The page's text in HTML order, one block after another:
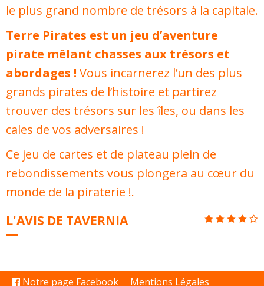
le plus grand nombre de trésors à la capitale.
Terre Pirates est un jeu d’aventure
pirate mêlant chasses aux trésors et
abordages ! Vous incarnerez l’un des plus
grands pirates de l’histoire et partirez
trouver des trésors sur les îles, ou dans les
cales de vos adversaires !
Ce jeu de cartes et de plateau plein de
rebondissements vous plongera au cœur du
monde de la piraterie !.
L'AVIS DE TAVERNIA
Notre page Facebook Mentions Légales